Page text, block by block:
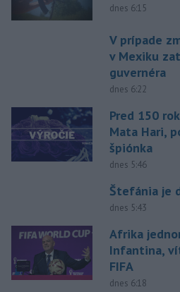
dnes 6:15
V prípade
v Mexiku
guvernéra
dnes 6:22
Pred 150
Mata Hari,
špiónka
dnes 5:46
Štefánia je
dnes 5:43
Afrika
Infantina,
FIFA
dnes 6:18